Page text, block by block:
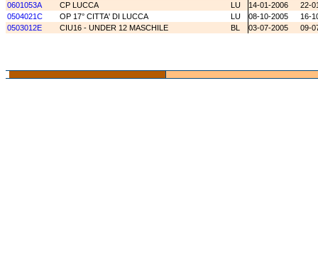
0601053A
CP LUCCA LU 14-01-2006
22-
0504021C
OP 17° CITTA' DI LUCCA LU 08-10-2005
16-
0503012E
CIU16 - UNDER 12 MASCHILE BL 03-07-2005 09-